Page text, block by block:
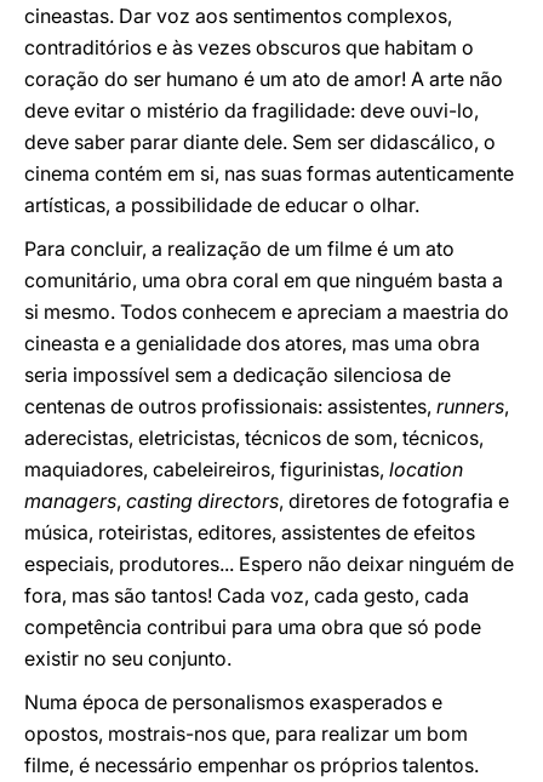
cineastas. Dar voz aos sentimentos complexos,
contraditórios e às vezes obscuros que habitam o
coração do ser humano é um ato de amor! A arte não
deve evitar o mistério da fragilidade: deve ouvi-lo,
deve saber parar diante dele. Sem ser didascálico, o
cinema contém em si, nas suas formas autenticamente
artísticas, a possibilidade de educar o olhar.
Para concluir, a realização de um filme é um ato
comunitário, uma obra coral em que ninguém basta a
si mesmo. Todos conhecem e apreciam a maestria do
cineasta e a genialidade dos atores, mas uma obra
seria impossível sem a dedicação silenciosa de
centenas de outros profissionais: assistentes, runners,
aderecistas, eletricistas, técnicos de som, técnicos,
maquiadores, cabeleireiros, figurinistas, location
managers, casting directors, diretores de fotografia e
música, roteiristas, editores, assistentes de efeitos
especiais, produtores... Espero não deixar ninguém de
fora, mas são tantos! Cada voz, cada gesto, cada
competência contribui para uma obra que só pode
existir no seu conjunto.
Numa época de personalismos exasperados e
opostos, mostrais-nos que, para realizar um bom
filme, é necessário empenhar os próprios talentos.